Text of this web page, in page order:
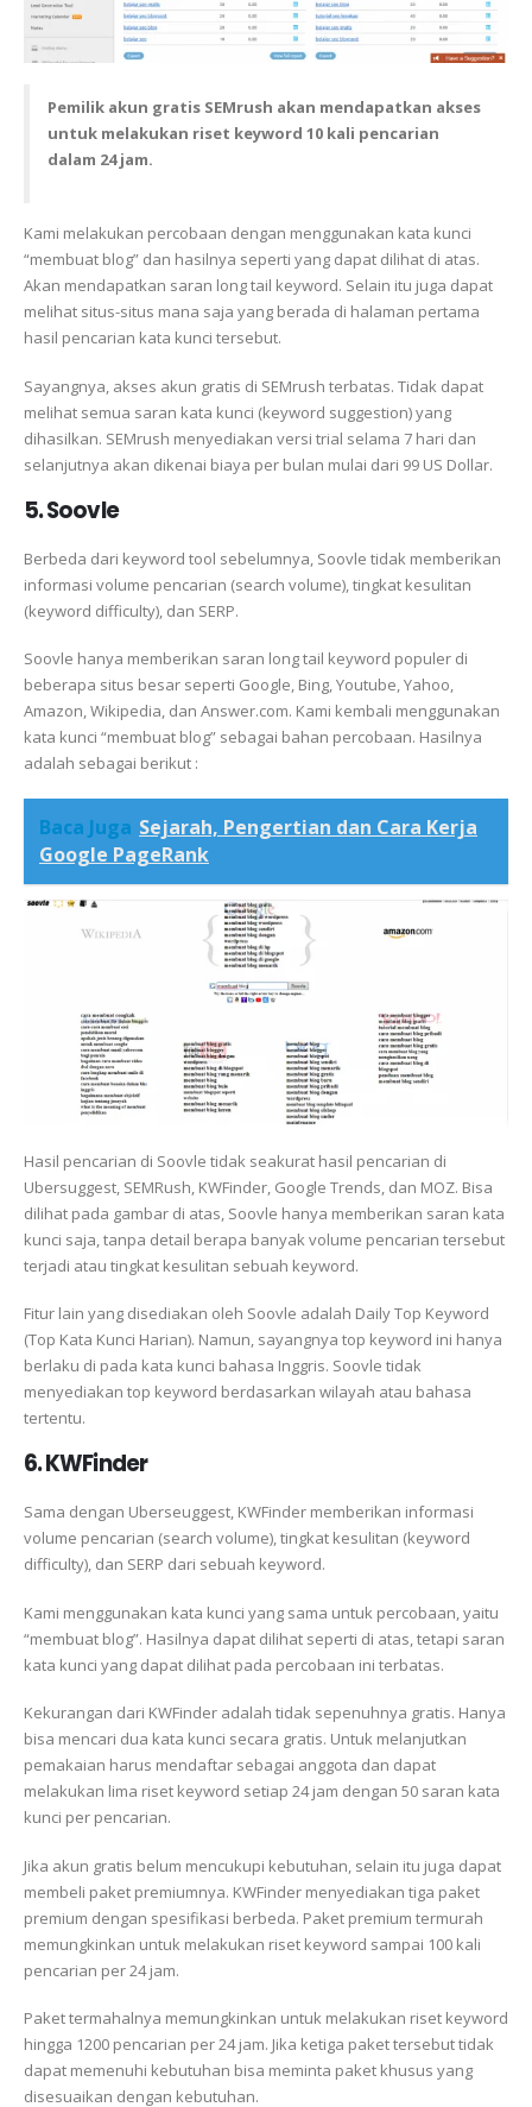
Pemilik akun gratis SEMrush akan mendapatkan akses
untuk melakukan riset keyword 10 kali pencarian
dalam 24 jam.
Kami melakukan percobaan dengan menggunakan kata kunci
“membuat blog” dan hasilnya seperti yang dapat dilihat di atas.
Akan mendapatkan saran long tail keyword. Selain itu juga dapat
melihat situs-situs mana saja yang berada di halaman pertama
hasil pencarian kata kunci tersebut.
Sayangnya, akses akun gratis di SEMrush terbatas. Tidak dapat
melihat semua saran kata kunci (keyword suggestion) yang
dihasilkan. SEMrush menyediakan versi trial selama 7 hari dan
selanjutnya akan dikenai biaya per bulan mulai dari 99 US Dollar.
5. Soovle
Berbeda dari keyword tool sebelumnya, Soovle tidak memberikan
informasi volume pencarian (search volume), tingkat kesulitan
(keyword difficulty), dan SERP.
Soovle hanya memberikan saran long tail keyword populer di
beberapa situs besar seperti Google, Bing, Youtube, Yahoo,
Amazon, Wikipedia, dan Answer.com. Kami kembali menggunakan
kata kunci “membuat blog” sebagai bahan percobaan. Hasilnya
adalah sebagai berikut :
Baca Juga Sejarah, Pengertian dan Cara Kerja
Google PageRank
Hasil pencarian di Soovle tidak seakurat hasil pencarian di
Ubersuggest, SEMRush, KWFinder, Google Trends, dan MOZ. Bisa
dilihat pada gambar di atas, Soovle hanya memberikan saran kata
kunci saja, tanpa detail berapa banyak volume pencarian tersebut
terjadi atau tingkat kesulitan sebuah keyword.
Fitur lain yang disediakan oleh Soovle adalah Daily Top Keyword
(Top Kata Kunci Harian). Namun, sayangnya top keyword ini hanya
berlaku di pada kata kunci bahasa Inggris. Soovle tidak
menyediakan top keyword berdasarkan wilayah atau bahasa
tertentu.
6. KWFinder
Sama dengan Uberseuggest, KWFinder memberikan informasi
volume pencarian (search volume), tingkat kesulitan (keyword
difficulty), dan SERP dari sebuah keyword.
Kami menggunakan kata kunci yang sama untuk percobaan, yaitu
“membuat blog”. Hasilnya dapat dilihat seperti di atas, tetapi saran
kata kunci yang dapat dilihat pada percobaan ini terbatas.
Kekurangan dari KWFinder adalah tidak sepenuhnya gratis. Hanya
bisa mencari dua kata kunci secara gratis. Untuk melanjutkan
pemakaian harus mendaftar sebagai anggota dan dapat
melakukan lima riset keyword setiap 24 jam dengan 50 saran kata
kunci per pencarian.
Jika akun gratis belum mencukupi kebutuhan, selain itu juga dapat
membeli paket premiumnya. KWFinder menyediakan tiga paket
premium dengan spesifikasi berbeda. Paket premium termurah
memungkinkan untuk melakukan riset keyword sampai 100 kali
pencarian per 24 jam.
Paket termahalnya memungkinkan untuk melakukan riset keyword
hingga 1200 pencarian per 24 jam. Jika ketiga paket tersebut tidak
dapat memenuhi kebutuhan bisa meminta paket khusus yang
disesuaikan dengan kebutuhan.